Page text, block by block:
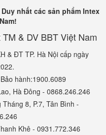
nhất các sản phẩm Intex
& DV BBT Việt Nam
& ĐT TP. Hà Nội cấp ngày
hành:1900.6089
Hà Đông - 0868.246.246
8, P.7, Tân Bình -
Khê - 0931.772.346